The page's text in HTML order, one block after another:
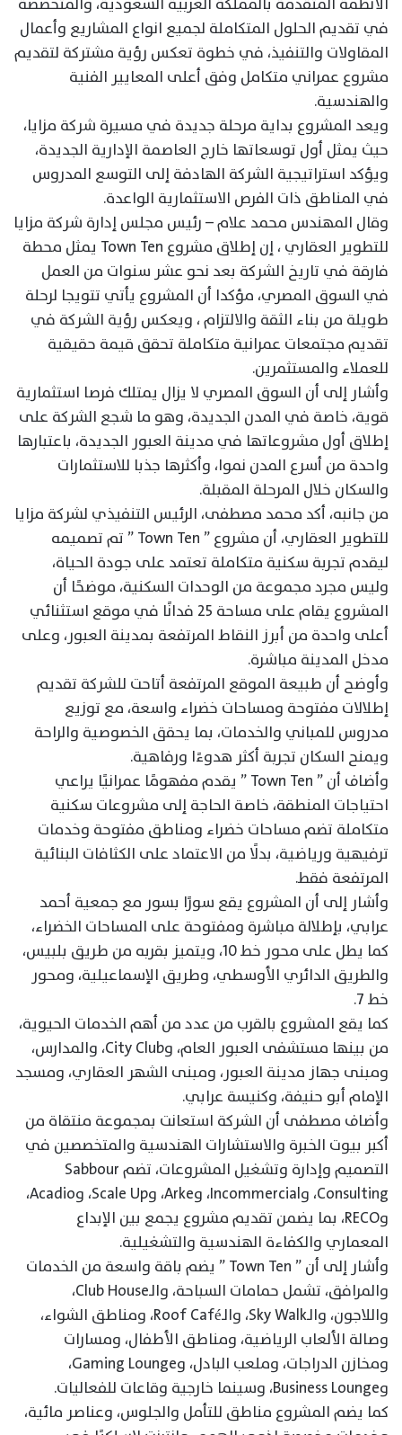
في تقديم الحلول المتكاملة لجميع انواع المشاريع وأعمال
المقاولات والتنفيذ، في خطوة تعكس رؤية مشتركة لتقديم
مشروع عمراني متكامل وفق أعلى المعايير الفنية
والهندسية.
ويعد المشروع بداية مرحلة جديدة في مسيرة شركة مزايا،
حيث يمثل أول توسعاتها خارج العاصمة الإدارية الجديدة،
ويؤكد استراتيجية الشركة الهادفة إلى التوسع المدروس
في المناطق ذات الفرص الاستثمارية الواعدة.
وقال المهندس محمد علام – رئيس مجلس إدارة شركة مزايا
للتطوير العقاري ، إن إطلاق مشروع Town Ten يمثل محطة
فارقة في تاريخ الشركة بعد نحو عشر سنوات من العمل
في السوق المصري، مؤكدا أن المشروع يأتي تتويجا لرحلة
طويلة من بناء الثقة والالتزام ، ويعكس رؤية الشركة في
تقديم مجتمعات عمرانية متكاملة تحقق قيمة حقيقية
للعملاء والمستثمرين.
وأشار إلى أن السوق المصري لا يزال يمتلك فرصا استثمارية
قوية، خاصة في المدن الجديدة، وهو ما شجع الشركة على
إطلاق أول مشروعاتها في مدينة العبور الجديدة، باعتبارها
واحدة من أسرع المدن نموا، وأكثرها جذبا للاستثمارات
والسكان خلال المرحلة المقبلة.
من جانبه، أكد محمد مصطفى، الرئيس التنفيذي لشركة مزايا
للتطوير العقاري، أن مشروع ” Town Ten ” تم تصميمه
ليقدم تجربة سكنية متكاملة تعتمد على جودة الحياة،
وليس مجرد مجموعة من الوحدات السكنية، موضحًا أن
المشروع يقام على مساحة 25 فدانًا في موقع استثنائي
أعلى واحدة من أبرز النقاط المرتفعة بمدينة العبور، وعلى
مدخل المدينة مباشرة.
وأوضح أن طبيعة الموقع المرتفعة أتاحت للشركة تقديم
إطلالات مفتوحة ومساحات خضراء واسعة، مع توزيع
مدروس للمباني والخدمات، بما يحقق الخصوصية والراحة
ويمنح السكان تجربة أكثر هدوءًا ورفاهية.
وأضاف أن ” Town Ten ” يقدم مفهومًا عمرانيًا يراعي
احتياجات المنطقة، خاصة الحاجة إلى مشروعات سكنية
متكاملة تضم مساحات خضراء ومناطق مفتوحة وخدمات
ترفيهية ورياضية، بدلًا من الاعتماد على الكثافات البنائية
المرتفعة فقط.
وأشار إلى أن المشروع يقع سورًا بسور مع جمعية أحمد
عرابي، بإطلالة مباشرة ومفتوحة على المساحات الخضراء،
كما يطل على محور خط 10، ويتميز بقربه من طريق بلبيس،
والطريق الدائري الأوسطي، وطريق الإسماعيلية، ومحور
خط 7.
كما يقع المشروع بالقرب من عدد من أهم الخدمات الحيوية،
من بينها مستشفى العبور العام، وCity Club، والمدارس،
ومبنى جهاز مدينة العبور، ومبنى الشهر العقاري، ومسجد
الإمام أبو حنيفة، وكنيسة عرابي.
وأضاف مصطفى أن الشركة استعانت بمجموعة منتقاة من
أكبر بيوت الخبرة والاستشارات الهندسية والمتخصصين في
التصميم وإدارة وتشغيل المشروعات، تضم Sabbour
Consulting، وIncommercial، وArke، وScale Up، وAcadio،
وRECO، بما يضمن تقديم مشروع يجمع بين الإبداع
المعماري والكفاءة الهندسية والتشغيلية.
وأشار إلى أن ” Town Ten ” يضم باقة واسعة من الخدمات
والمرافق، تشمل حمامات السباحة، والـClub House،
واللاجون، والـSky Walk، والـRoof Café، ومناطق الشواء،
وصالة الألعاب الرياضية، ومناطق الأطفال، ومسارات
ومخازن الدراجات، وملعب البادل، وGaming Lounge،
وBusiness Lounge، وسينما خارجية وقاعات للفعاليات.
كما يضم المشروع مناطق للتأمل والجلوس، وعناصر مائية،